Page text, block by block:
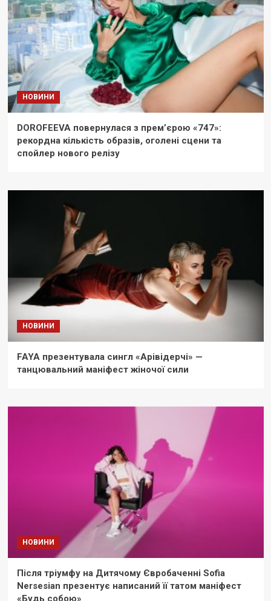
НОВИНИ
DOROFEEVA повернулася з прем’єрою «747»:
рекордна кількість образів, оголені сцени та
спойлер нового релізу
НОВИНИ
FAYA презентувала сингл «Арівідерчі» —
танцювальний маніфест жіночої сили
НОВИНИ
Після тріумфу на Дитячому Євробаченні Sofia
Nersesian презентує написаний її татом маніфест
«Будь собою»